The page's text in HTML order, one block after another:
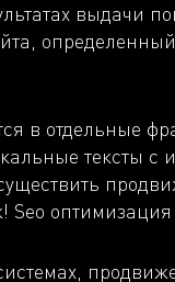
выдачи
в отдельные
тексты с